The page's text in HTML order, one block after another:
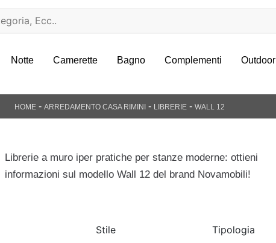
Notte Camerette Bagno Complementi Outdoor
HOME- ARREDAMENTO CASA RIMINI - LIBRERIE - WALL 12
Librerie a muro iper pratiche per stanze moderne: ottieni
informazioni sul modello Wall 12 del brand Novamobili!
Stile Tipologia